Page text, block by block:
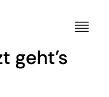
geht's